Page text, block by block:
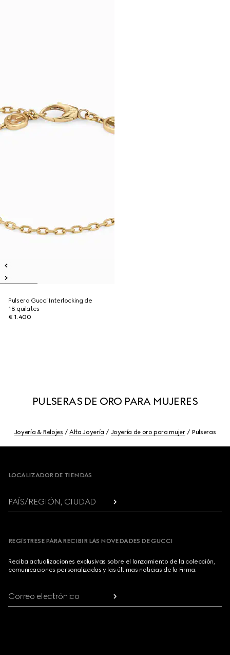
Pulsera Gucci Interlocking de
18 quilates
€ 1.400
PULSERAS DE ORO PARA MUJERES
Joyería & Relojes Alta Joyería Joyería de oro para mujer Pulseras
LOCALIZADOR DE TIENDAS
PAÍS/REGIÓN, CIUDAD
REGÍSTRESE PARA RECIBIR LAS NOVEDADES DE GUCCI
Reciba actualizaciones exclusivas sobre el lanzamiento de la colección,
comunicaciones personalizadas y las últimas noticias de la Firma.
Correo electrónico